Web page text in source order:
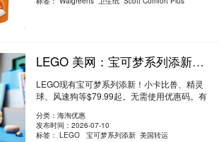
LEGO 美网：宝可梦系列添新！小卡比兽、精灵球、风速狗等 $79.99起
LEGO现有宝可梦系列添新！小卡比兽、精灵
球、风速狗等$79.99起。无需使用优惠码。有
分类：海淘优惠
发布时间：2026-07-10
标签：LEGO 宝可梦系列添新 美国转运